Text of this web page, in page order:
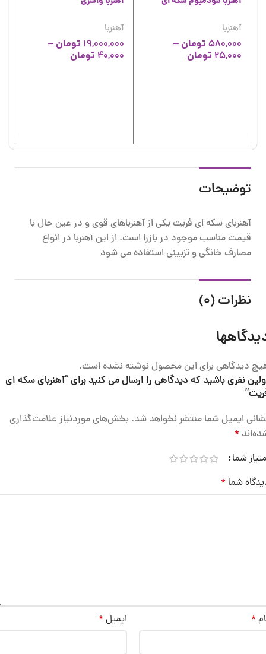
آهنربا
580,000 تومان–
25,000 تومان
آهنربا
19,000,000 تومان–
40,000 تومان
توضیحات
آهنربای سکه ای فریت یکی از آهنرباهای قوی و در عین حال با
قیمت مناسب موجود در بازرا است. از این آهنربا در انواع
مصارف خانگی و تزیینی استفاده می شود
نظرات (0)
دیدگاهی برای این محصول نوشته نشده است.
نفری باشید که دیدگاهی را ارسال می کنید برای “آهنربای سکه ای
ایمیل شما منتشر نخواهد شد. بخش‌های موردنیاز علامت‌گذاری
*
شما
شما *
* ایمیل *